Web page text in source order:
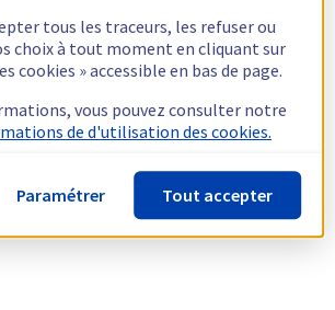
tous les traceurs, les refuser ou
choix à tout moment en cliquant sur
cookies » accessible en bas de page.
vous pouvez consulter notre
de d'utilisation des cookies.
Paramétrer Tout accepter